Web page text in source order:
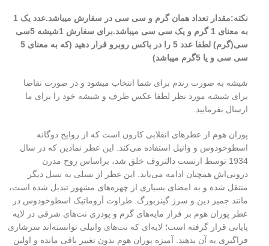
نکته:مقدار تعداد همان گرم و سی سی در سفارش میباشد.عدد یک 1
به معنای 1 گرم و یک سی سی میباشد.برای سفارش 1شیشه 5سی
سی(گرم) لطفا عدد 5 را در باکس روبرو قرار دهید (که به معنای 5
سی سی و یا 5گرم میباشد)
شیشه به صورت رندم برای شما انتخاب میشود و در صورت تقاضا
برای شیشه مورد نظر لطفا عکس ظرف و شیشه خود را برای ما
ارسال بفرمایید.
پوران هوم از عطرهای انقلابی کارون است که از روایح دوگانه
اسطوخودوس و وانیل استفاده می‌کند. این عطر نمادین که در سال
1934 توسط ارنست دالتروف خلق شد، براساس روح مدرن
درونی‌اش همچنان ادامه می‌یابد. این عطر از نسلی به نسل دیگر
منتقل شده و به امضای بسیاری از چهره‌های مشهور تبدیل شده است،
مانند جمیز دین و سرژ گینزبورگ. طراوت آروماتیک اسطوخودوس در
عطر پوران هوم بر فراز مایه‌های گرم و پودری نت‌های شرقی در لایه
پایانی قرار گرفته است؛ لایه‌ای که نت‌های وانیلی توانسته‌اند سرشاری
فراگیری به آن بدهند. آمیزه پوران هوم بدون تغییر باقی مانده و اولین